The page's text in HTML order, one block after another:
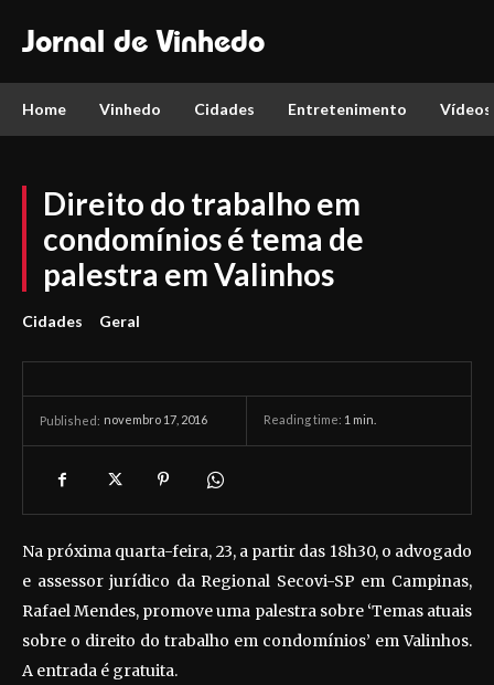
Jornal de Vinhedo
Home Vinhedo Cidades Entretenimento Vídeos
Direito do trabalho em
condomínios é tema de
palestra em Valinhos
Cidades Geral
Published: novembro 17, 2016 Reading time: 1 min.
Na próxima quarta-feira, 23, a partir das 18h30, o advogado
e assessor jurídico da Regional Secovi-SP em Campinas,
Rafael Mendes, promove uma palestra sobre ‘Temas atuais
sobre o direito do trabalho em condomínios’ em Valinhos.
A entrada é gratuita.